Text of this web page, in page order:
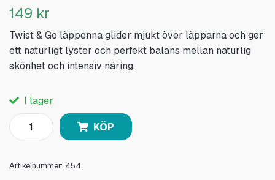
149 kr
Twist & Go läppenna glider mjukt över läpparna och ger
ett naturligt lyster och perfekt balans mellan naturlig
skönhet och intensiv näring.
I lager
KÖP
Artikelnummer: 454